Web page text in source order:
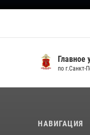
Главное
по г.Санкт-
НАВИГАЦИЯ